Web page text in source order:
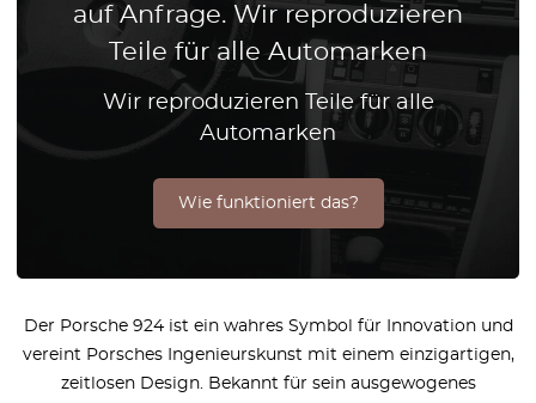
auf Anfrage. Wir reproduzieren
Teile für alle Automarken
Wir reproduzieren Teile für alle
Automarken
Wie funktioniert das?
Der Porsche 924 ist ein wahres Symbol für Innovation und
vereint Porsches Ingenieurskunst mit einem einzigartigen,
zeitlosen Design. Bekannt für sein ausgewogenes